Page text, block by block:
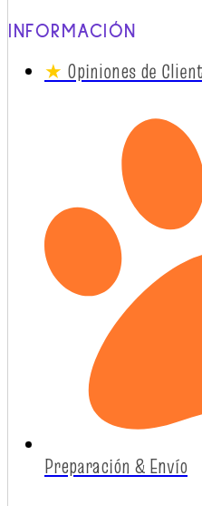
INFORMACIÓN
★ Opiniones de
Preparación & Envío